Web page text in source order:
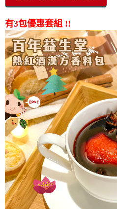
有3包優惠套組 !!